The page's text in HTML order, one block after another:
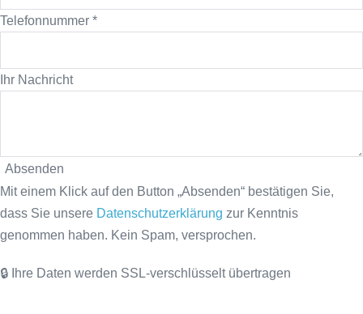
Telefonnummer *
Ihr Nachricht
Absenden
Mit einem Klick auf den Button „Absenden“ bestätigen Sie,
dass Sie unsere Datenschutzerklärung zur Kenntnis
genommen haben. Kein Spam, versprochen.
🔒 Ihre Daten werden SSL-verschlüsselt übertragen